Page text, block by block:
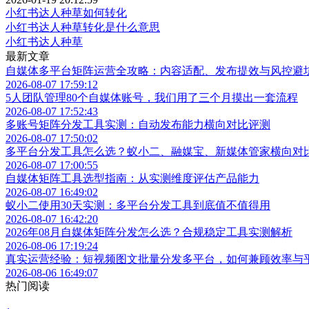
小红书达人种草如何转化
小红书达人种草转化是什么意思
小红书达人种草
最新文章
自媒体多平台矩阵运营全攻略：内容适配、发布提效与风控避
2026-08-07 17:59:12
5人团队管理80个自媒体账号，我们用了三个月摸出一套流程
2026-08-07 17:52:43
多账号矩阵分发工具实测：自动发布能力横向对比评测
2026-08-07 17:50:02
多平台分发工具怎么选？蚁小二、融媒宝、新媒体管家横向对
2026-08-07 17:00:55
自媒体矩阵工具选型指南：从实测维度评估产品能力
2026-08-07 16:49:02
蚁小二使用30天实测：多平台分发工具到底值不值得用
2026-08-07 16:42:20
2026年08月自媒体矩阵分发怎么选？合规稳定工具实测解析
2026-08-06 17:19:24
真实运营经验：短视频图文批量分发多平台，如何兼顾效率与
2026-08-06 16:49:07
热门阅读